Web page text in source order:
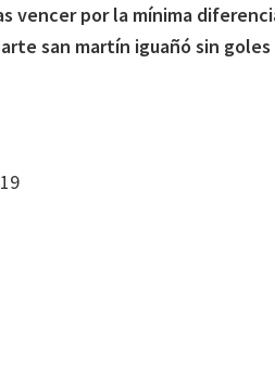
vencer por la mínima
san martín iguañó sin goles